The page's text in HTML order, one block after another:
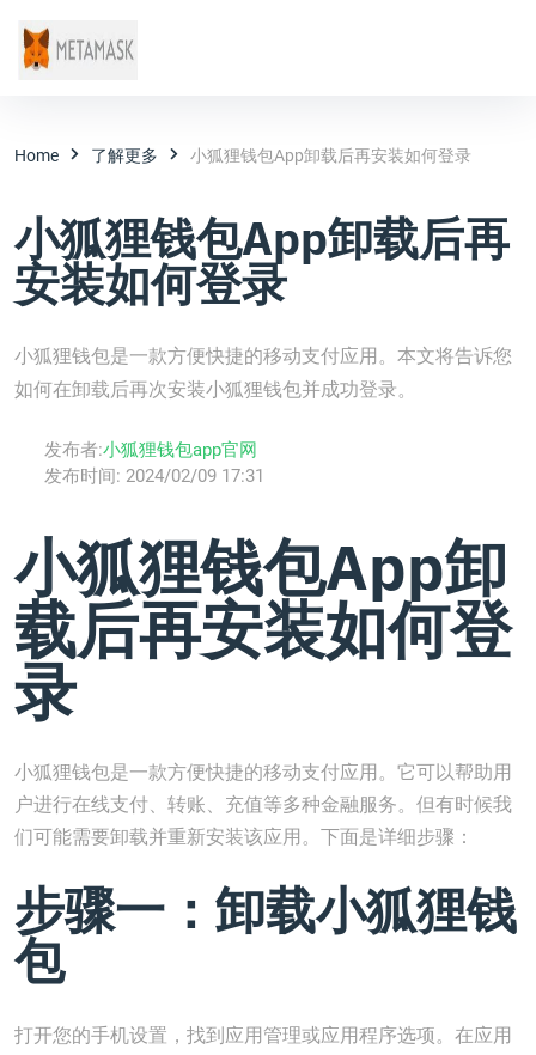
Home 了解更多 小狐狸钱包App卸载后再安装如何登录
小狐狸钱包App卸载后再
安装如何登录
小狐狸钱包是一款方便快捷的移动支付应用。本文将告诉您
如何在卸载后再次安装小狐狸钱包并成功登录。
发布者:小狐狸钱包app官网
发布时间: 2024/02/09 17:31
小狐狸钱包App卸
载后再安装如何登
录
小狐狸钱包是一款方便快捷的移动支付应用。它可以帮助用
户进行在线支付、转账、充值等多种金融服务。但有时候我
们可能需要卸载并重新安装该应用。下面是详细步骤：
步骤一：卸载小狐狸钱
包
打开您的手机设置，找到应用管理或应用程序选项。在应用